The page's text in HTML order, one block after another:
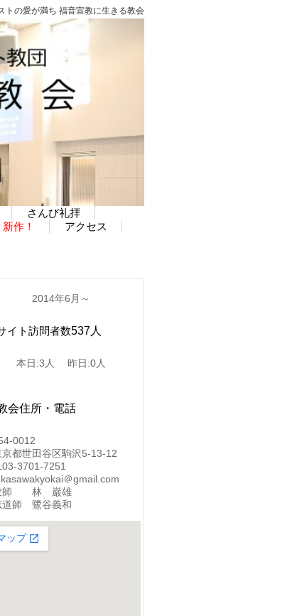
が満ち 福音宣教に生きる教会
さんび礼拝
新作！
アクセス
2014年6月～
イト訪問者数537人
本日:3人 昨日:0人
会住所・電話
0012
都世田谷区駒沢5-13-12
3701-7251
＠gmail.com
師 林 巌雄
師 鷺谷義和